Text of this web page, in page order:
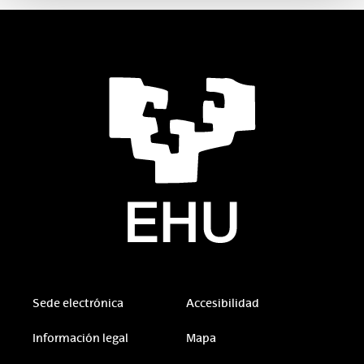
Sede electrónica Accesibilidad
Información legal Mapa